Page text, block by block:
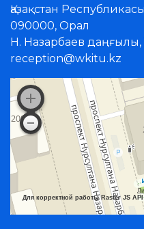
Қазақстан Республикасы
090000, Орал
Н. Назарбаев даңғылы,
reception@wkitu.kz
Для корректной работы Raster JS